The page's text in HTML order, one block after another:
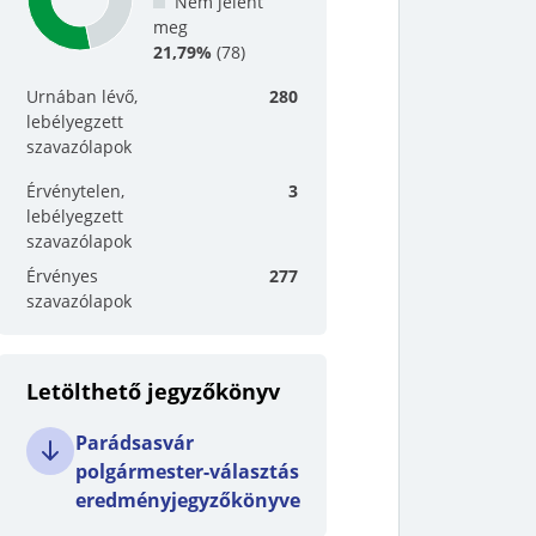
meg
21,79% (78)
Urnában lévő,
lebélyegzett
szavazólapok
280
Érvénytelen,
lebélyegzett
szavazólapok
3
Érvényes
szavazólapok
277
Letölthető jegyzőkönyv
Parádsasvár
polgármester-választás
eredményjegyzőkönyve